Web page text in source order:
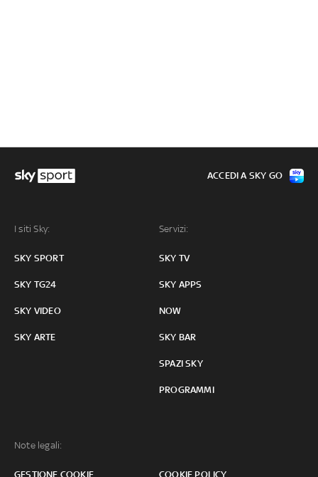
I siti Sky:
SKY SPORT
SKY TG24
SKY VIDEO
SKY ARTE
Servizi:
SKY TV
SKY APPS
NOW
SKY BAR
SPAZI SKY
PROGRAMMI
Note legali:
GESTIONE COOKIE COOKIE POLICY
ACCEDI A SKY GO